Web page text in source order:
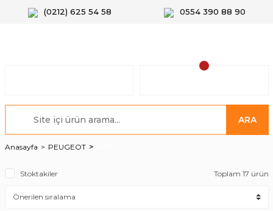
(0212) 625 54 58 0554 390 88 90
ARA
Anasayfa PEUGEOT
Stoktakiler Toplam 17 ürün